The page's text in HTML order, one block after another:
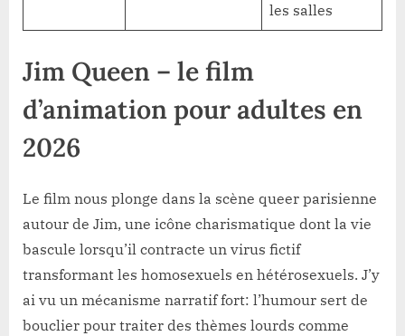
les salles
Jim Queen – le film
d’animation pour adultes en
2026
Le film nous plonge dans la scène queer parisienne
autour de Jim, une icône charismatique dont la vie
bascule lorsqu’il contracte un virus fictif
transformant les homosexuels en hétérosexuels. J’y
ai vu un mécanisme narratif fort: l’humour sert de
bouclier pour traiter des thèmes lourds comme